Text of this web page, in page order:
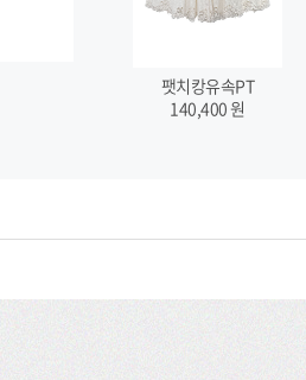
팻치캉유속PT
140,400 원